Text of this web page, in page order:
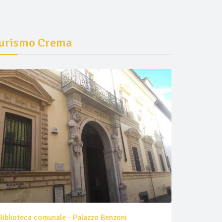
Crema
comunale - Palazzo Benzoni